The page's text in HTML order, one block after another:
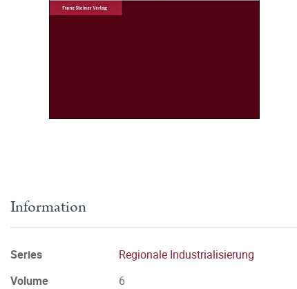
Information
Series
Regionale Industrialisierung
Volume
6